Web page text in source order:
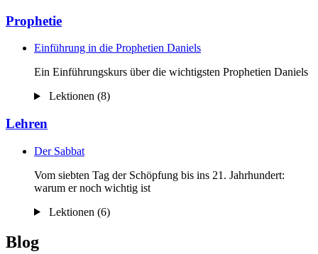
Prophetie
Einführung in die Prophetien Daniels
Ein Einführungskurs über die wichtigsten Prophetien Daniels
Lektionen (8)
Lehren
Der Sabbat
Vom siebten Tag der Schöpfung bis ins 21. Jahrhundert:
warum er noch wichtig ist
Lektionen (6)
Blog